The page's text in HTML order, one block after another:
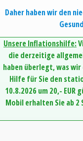
Daher haben wir den
Unsere Inflationshilfe:
die derzeitige
haben überlegt, was
Hilfe für Sie den
10.8.2026 um 20,-
Mobil erhalten Sie ab 2